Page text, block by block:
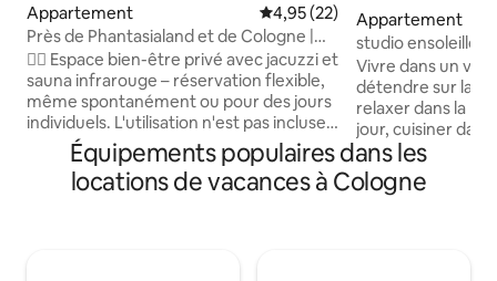
Appartement Évaluation moyenne sur la
4,95 (22)
Près de Phantasialand et de Cologne |
Jacuzzi et sauna
🧖‍♂️ Espace bien-être privé avec jacuzzi et
sauna infrarouge – réservation flexible,
même spontanément ou pour des jours
individuels. L'utilisation n'est pas incluse
dans le tarif de la nuitée. 🏡
Appartement de vacances exclusif à
Kerpen-Brüggen. 🛏️ Lit familial (240 cm)
Appartement
studio ensoleillé
animé d'Ehrenfeld
Vivre dans un
détendre sur la
relaxer dans la
jour, cuisiner
cuisine.
a un petit poste
ordinateur. Les
Équipements populaires dans les
locations de vacances à Cologne